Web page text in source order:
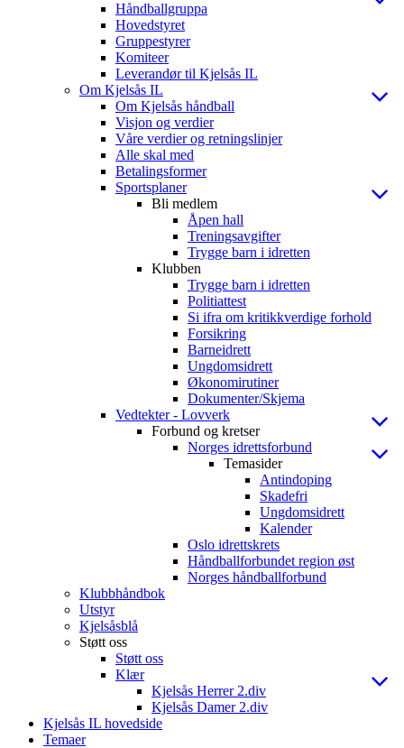
Håndballgruppa
Hovedstyret
Gruppestyrer
Komiteer
Leverandør til Kjelsås IL
Om Kjelsås IL
Om Kjelsås håndball
Visjon og verdier
Våre verdier og retningslinjer
Alle skal med
Betalingsformer
Sportsplaner
Bli medlem
Åpen hall
Treningsavgifter
Trygge barn i idretten
Klubben
Trygge barn i idretten
Politiattest
Si ifra om kritikkverdige forhold
Forsikring
Barneidrett
Ungdomsidrett
Økonomirutiner
Dokumenter/Skjema
Vedtekter - Lovverk
Forbund og kretser
Norges idrettsforbund
Temasider
Antindoping
Skadefri
Ungdomsidrett
Kalender
Oslo idrettskrets
Håndballforbundet region øst
Norges håndballforbund
Klubbhåndbok
Utstyr
Kjelsåsblå
Støtt oss
Støtt oss
Klær
Kjelsås Herrer 2.div
Kjelsås Damer 2.div
Kjelsås IL hovedside
Temaer